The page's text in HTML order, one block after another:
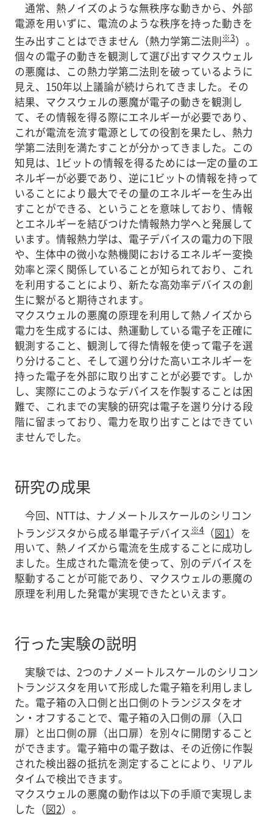
通常、熱ノイズのような無秩序な動きから、外部
電源を用いずに、電流のような秩序を持った動きを
生み出すことはできません（熱力学第二法則※3）。
個々の電子の動きを観測して選び出すマクスウェル
の悪魔は、この熱力学第二法則を破っているように
見え、150年以上議論が続けられてきました。その
結果、マクスウェルの悪魔が電子の動きを観測し
て、その情報を得る際にエネルギーが必要であり、
これが電流を流す電源としての役割を果たし、熱力
学第二法則を満たすことが分かってきました。この
知見は、1ビットの情報を得るためには一定の量のエ
ネルギーが必要であり、逆に1ビットの情報を持って
いることにより最大でその量のエネルギーを生み出
すことができる、ということを意味しており、情報
とエネルギーを結びつけた情報熱力学へと発展して
います。情報熱力学は、電子デバイスの電力の下限
や、生体中の微小な熱機関におけるエネルギー変換
効率と深く関係していることが知られており、これ
を利用することにより、新たな高効率デバイスの創
生に繋がると期待されます。
マクスウェルの悪魔の原理を利用して熱ノイズから
電力を生成するには、熱運動している電子を正確に
観測すること、観測して得た情報を使って電子を選
り分けること、そして選り分けた高いエネルギーを
持った電子を外部に取り出すことが必要です。しか
し、実際にこのようなデバイスを作製することは困
難で、これまでの実験的研究は電子を選り分ける段
階に留まっており、電力を取り出すことはできてい
ませんでした。
研究の成果
今回、NTTは、ナノメートルスケールのシリコン
トランジスタから成る単電子デバイス ※4（図1）を
用いて、熱ノイズから電流を生成することに成功し
ました。生成された電流を使って、別のデバイスを
駆動することが可能であり、マクスウェルの悪魔の
原理を利用した発電が実現できたといえます。
行った実験の説明
実験では、2つのナノメートルスケールのシリコン
トランジスタを用いて形成した電子箱を利用しまし
た。電子箱の入口側と出口側のトランジスタをオ
ン・オフすることで、電子箱の入口側の扉（入口
扉）と出口側の扉（出口扉）を別々に開閉すること
ができます。電子箱中の電子数は、その近傍に作製
された検出器の抵抗を測定することにより、リアル
タイムで検出できます。
マクスウェルの悪魔の動作は以下の手順で実現しま
した（図2）。